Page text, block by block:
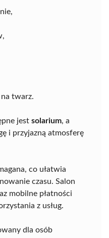
twarz.
jest solarium, a
i przyjazną atmosferę
co ułatwia
czasu. Salon
mobilne płatności
z usług.
dla osób